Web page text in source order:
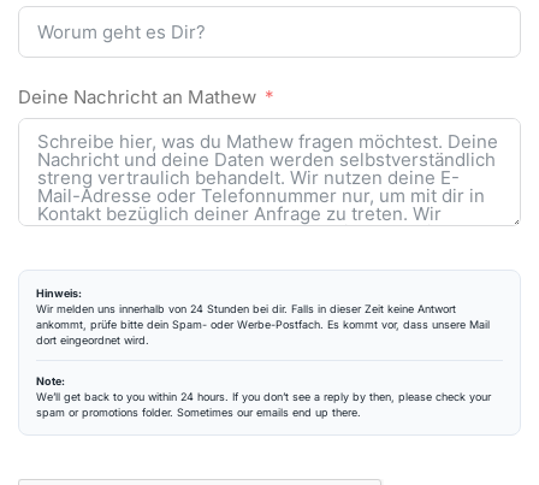
Deine Nachricht an Mathew
Hinweis:
Wir melden uns innerhalb von 24 Stunden bei dir. Falls in dieser Zeit keine Antwort
ankommt, prüfe bitte dein Spam- oder Werbe-Postfach. Es kommt vor, dass unsere Mail
dort eingeordnet wird.
Note:
We’ll get back to you within 24 hours. If you don’t see a reply by then, please check your
spam or promotions folder. Sometimes our emails end up there.